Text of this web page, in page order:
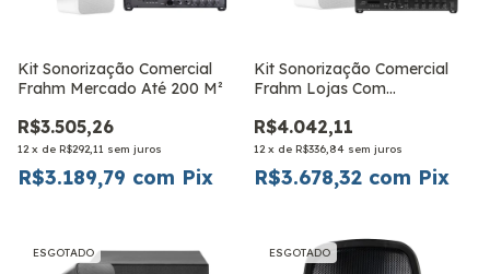
Kit Sonorização Comercial
Frahm Mercado Até 200 M²
R$3.505,26
12 x de R$292,11 sem juros
R$3.189,79 com Pix
Kit Sonorização Comercial
Frahm Lojas Com
R$4.042,11
12 x de R$336,84 sem juros
R$3.678,32 com Pix
ESGOTADO ESGOTADO